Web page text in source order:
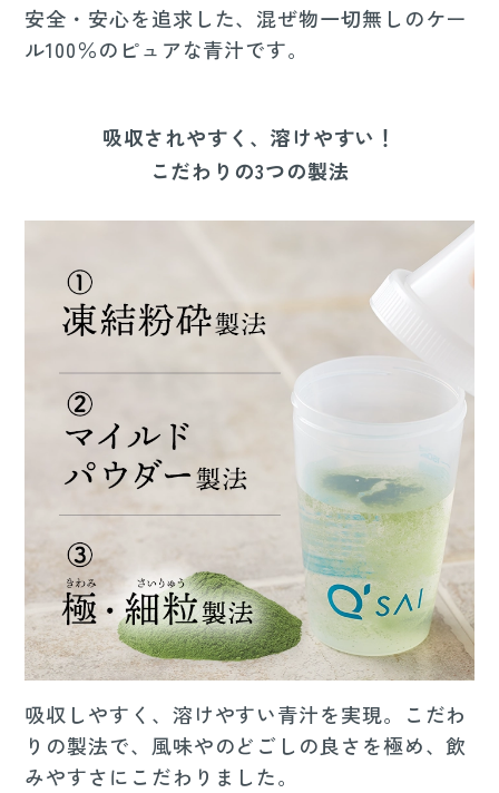
安全・安心を追求した、混ぜ物一切無しのケー
ル100％のピュアな青汁です。
吸収されやすく、溶けやすい！
こだわりの3つの製法
吸収しやすく、溶けやすい青汁を実現。こだわ
りの製法で、風味やのどごしの良さを極め、飲
みやすさにこだわりました。